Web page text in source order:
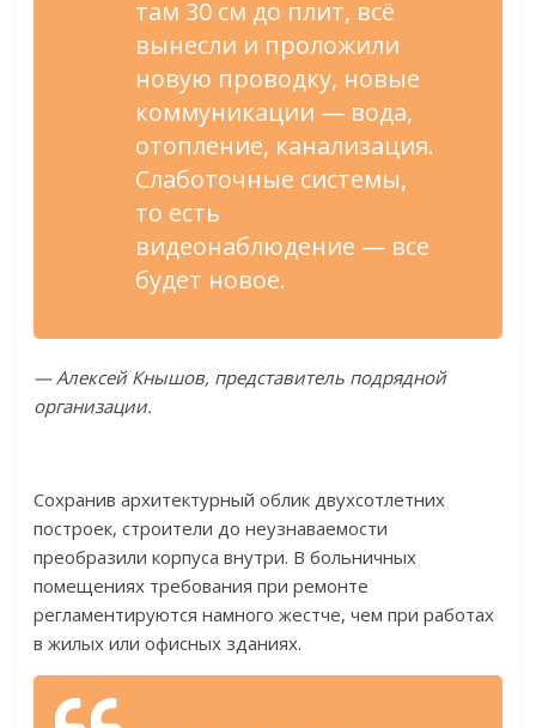
там 30 см до плит, всё
вынесли и проложили
новую проводку, новые
коммуникации — вода,
отопление, канализация.
Слаботочные системы,
то есть
видеонаблюдение — все
будет новое.
— Алексей Кнышов, представитель подрядной
организации.
Сохранив архитектурный облик двухсотлетних
построек, строители до неузнаваемости
преобразили корпуса внутри. В больничных
помещениях требования при ремонте
регламентируются намного жестче, чем при работах
в жилых или офисных зданиях.